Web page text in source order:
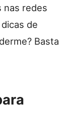
nas redes
de
Basta